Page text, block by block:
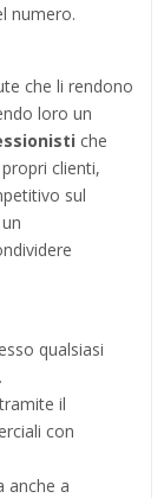
numero.
che li rendono
loro un
che
clienti,
sul
qualsiasi
il
con
anche a